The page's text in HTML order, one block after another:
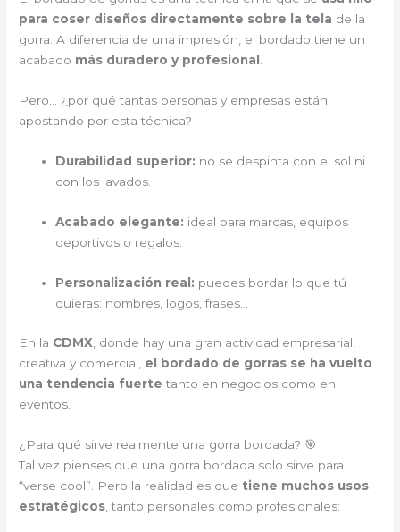
para coser diseños directamente sobre la tela de la
gorra. A diferencia de una impresión, el bordado tiene un
acabado más duradero y profesional
Pero… ¿por qué tantas personas y empresas están
apostando por esta técnica?
Durabilidad superior: no se despinta con el sol ni
con los lavados.
Acabado elegante: ideal para marcas, equipos
deportivos o regalos.
Personalización real: puedes bordar lo que tú
quieras: nombres, logos, frases…
En la CDMX, donde hay una gran actividad empresarial,
creativa y comercial, el bordado de gorras se ha vuelto
una tendencia fuerte tanto en negocios como en
eventos.
¿Para qué sirve realmente una gorra bordada? 🎯
Tal vez pienses que una gorra bordada solo sirve para
“verse cool”. Pero la realidad es que tiene muchos usos
estratégicos, tanto personales como profesionales: